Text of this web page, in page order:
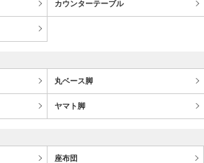
カウンターテーブル
丸ベース脚
ヤマト脚
座布団